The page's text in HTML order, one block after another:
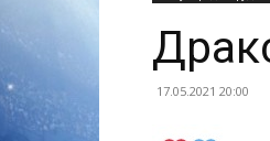
17.05.2021 20:00